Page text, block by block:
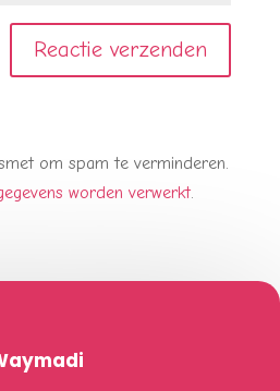
om spam te verminderen.
worden verwerkt.